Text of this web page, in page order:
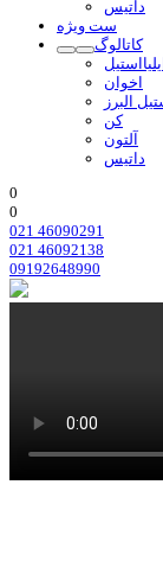
داتیس
ست ویژه
کاتالوگ
ایلیااستیل
اخوان
البرز
کن
آلتون
داتیس
0
0
021 46090291
021 46092138
09192648990